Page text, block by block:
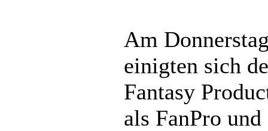
Am
einigten sich
Fantasy
als FanPro